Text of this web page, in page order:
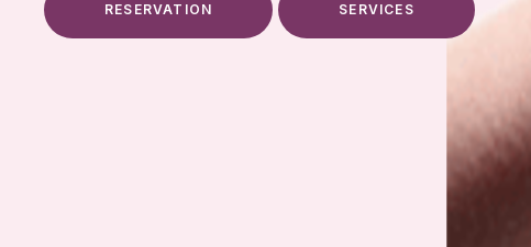
RESERVATION SERVICES